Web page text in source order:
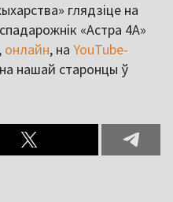
глядзіце на
«Астра 4A»
онлайн, на YouTube-
нашай старонцы ў